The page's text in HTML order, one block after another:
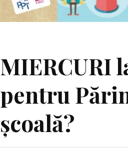
MIERCURI
pentru
școală?